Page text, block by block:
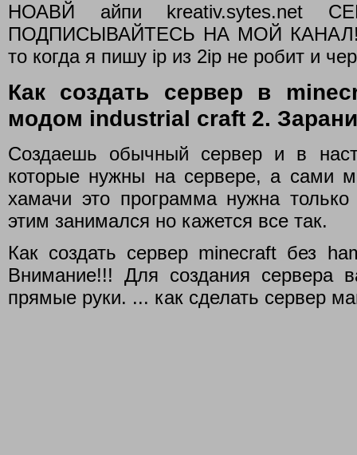
НОАВЙ айпи
ПОДПИСЫВАЙТЕСЬ НА МОЙ КАНАЛ!!!
то когда я пишу ip из 2ip не робит и
Как создать сервер в
модом industrial craft 2.
Создаешь обычный сервер и в
которые нужны на сервере, а сами
хамачи это программа нужна
этим занимался но кажется все так.
Как создать сервер minecraft без
Внимание!!! Для создания сервера
прямые руки. ... как сделать сервер